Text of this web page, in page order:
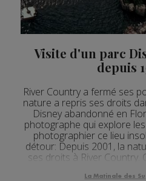
Visite d'un parc
depuis
River Country a fermé ses
nature a repris ses droits
Disney abandonné en
photographe qui explore
photographier ce lieu
détour: Depuis 2001, la
ses droits à River Country.
La Matinale des